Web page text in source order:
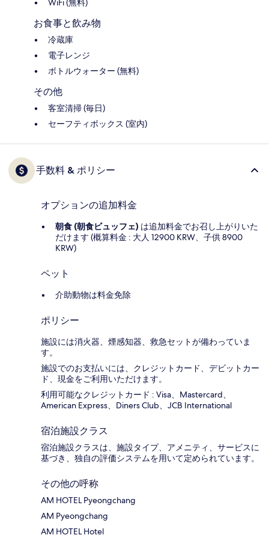
WiFi (無料)
お食事と飲み物
冷蔵庫
電子レンジ
ボトルウォーター (無料)
その他
客室清掃 (毎日)
セーフティボックス (室内)
手数料 & ポリシー
オプションの追加料金
朝食 (朝食ビュッフェ) は追加料金でお召し上がりいた
だけます (概算料金 : 大人 12900 KRW、子供 8900
KRW)
ペット
介助動物は料金免除
ポリシー
施設には消火器、煙感知器、救急セットが備わっていま
す。
施設でのお支払いには、クレジットカード、デビットカー
ド、現金をご利用いただけます。
利用可能なクレジットカード : Visa、Mastercard、
American Express、Diners Club、JCB International
宿泊施設クラス
宿泊施設クラスは、施設タイプ、アメニティ、サービスに
基づき、独自の評価システムを用いて定められています。
その他の呼称
AM HOTEL Pyeongchang
AM Pyeongchang
AM HOTEL Hotel